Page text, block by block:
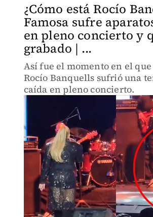
¿Cómo está Rocío
Famosa sufre
en pleno concierto y
grabado | ...
Así fue el momento en el
Rocío Banquells sufrió una
caída en pleno concierto.